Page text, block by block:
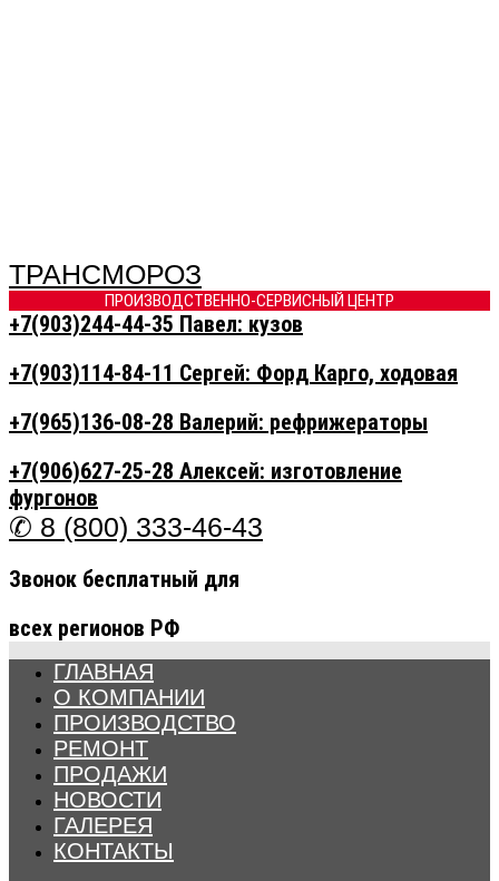
ТРАНСМОРОЗ
ПРОИЗВОДСТВЕННО-СЕРВИСНЫЙ ЦЕНТР
+7(903)244-44-35 Павел: кузов
+7(903)114-84-11 Сергей: Форд Карго, ходовая
+7(965)136-08-28 Валерий: рефрижераторы
+7(906)627-25-28 Алексей: изготовление
фургонов
✆ 8 (800) 333-46-43
Звонок бесплатный для
всех регионов РФ
ГЛАВНАЯ
О КОМПАНИИ
ПРОИЗВОДСТВО
РЕМОНТ
ПРОДАЖИ
НОВОСТИ
ГАЛЕРЕЯ
КОНТАКТЫ